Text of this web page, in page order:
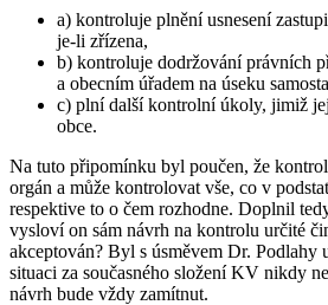
a) kontroluje plnění usnesení
je-li zřízena,
b) kontroluje dodržování právních
a obecním úřadem na úseku
c) plní další kontrolní úkoly, jimiž
obce.
Na tuto připomínku byl poučen, že
orgán a může kontrolovat vše, co v
respektive to o čem rozhodne. Doplnil
vysloví on sám návrh na kontrolu určité
akceptován? Byl s úsměvem Dr. Podlahy
situaci za současného složení KV nikdy
návrh bude vždy zamítnut.